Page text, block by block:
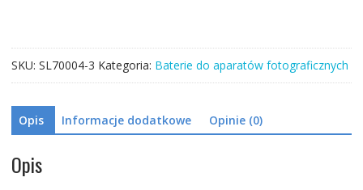
50,
Elura
60,
Elura
65,
Elura
70,
Elura
SKU: SL70004-3 Kategoria: Baterie do aparatów fotograficznych
Opis Informacje dodatkowe Opinie (0)
Opis